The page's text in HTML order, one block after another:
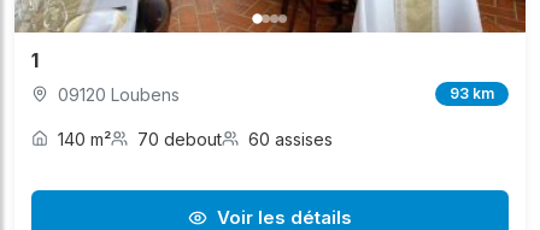
1
09120 Loubens 93 km
140 m² 70 debout 60 assises
Voir les détails